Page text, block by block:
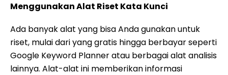
Menggunakan Alat Riset Kata Kunci
Ada banyak alat yang bisa Anda gunakan untuk
riset, mulai dari yang gratis hingga berbayar seperti
Google Keyword Planner atau berbagai alat analisis
lainnya. Alat-alat ini memberikan informasi